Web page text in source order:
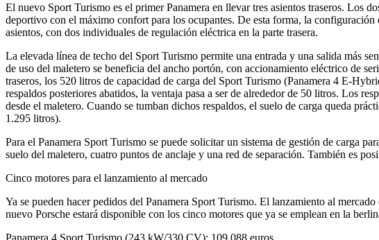
El nuevo Sport Turismo es el primer Panamera en llevar tres asientos traseros. Los
deportivo con el máximo confort para los ocupantes. De esta forma, la
asientos, con dos individuales de regulación eléctrica en la parte trasera.
La elevada línea de techo del Sport Turismo permite una entrada y una salida más
de uso del maletero se beneficia del ancho portón, con accionamiento eléctrico de
traseros, los 520 litros de capacidad de carga del Sport Turismo (Panamera 4 E-
respaldos posteriores abatidos, la ventaja pasa a ser de alrededor de 50 litros. Los
desde el maletero. Cuando se tumban dichos respaldos, el suelo de carga queda
1.295 litros).
Para el Panamera Sport Turismo se puede solicitar un sistema de gestión de carga
suelo del maletero, cuatro puntos de anclaje y una red de separación. También es
Cinco motores para el lanzamiento al mercado
Ya se pueden hacer pedidos del Panamera Sport Turismo. El lanzamiento al
nuevo Porsche estará disponible con los cinco motores que ya se emplean en la
Panamera 4 Sport Turismo (243 kW/330 CV): 109.088 euros.